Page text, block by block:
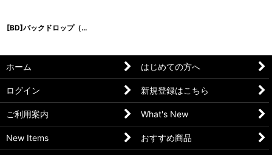
[BD]バックドロップ（通常版）1200mm x 1200mm
ホーム はじめての方へ
ログイン 新規登録はこちら
ご利用案内 What's New
New Items おすすめ商品